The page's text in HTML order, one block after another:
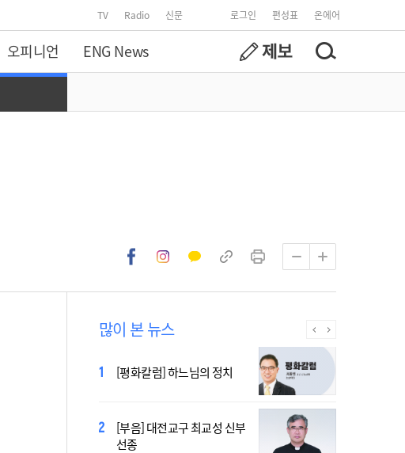
TV Radio 신문 로그인 편성표 온에어
오피니언 ENG News
많이 본 뉴스
[평화칼럼] 하느님의 정치
[부음] 대전교구 최교성 신부
선종
2027 서울 WYD 공식 주제가
오늘 공개…한국인 곡 선정
2027 서울 세계청년대회 주
제가 공개…희망의 선율 울